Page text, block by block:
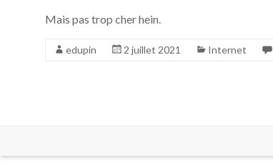
Mais pas trop cher hein.
edupin 2 juillet 2021 Internet